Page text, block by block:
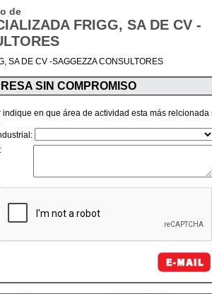
de
FRIGG, SA DE CV -
SA DE CV -SAGGEZZA CONSULTORES
SIN COMPROMISO
indique en que área de actividad esta más relcionada